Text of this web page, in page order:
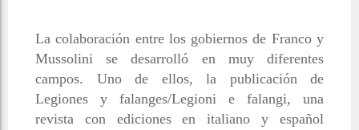
La colaboración entre los gobiernos de Franco y
Mussolini se desarrolló en muy diferentes
campos. Uno de ellos, la publicación de
Legiones y falanges/Legioni e falangi, una
revista con ediciones en italiano y español